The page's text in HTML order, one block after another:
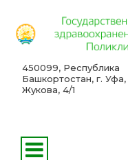
450099, Республика
Башкортостан, г. Уфа,
Жукова, 4/1